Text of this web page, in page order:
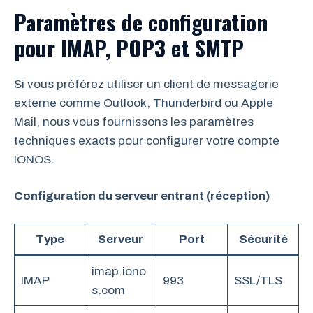
Paramètres de configuration
pour IMAP, POP3 et SMTP
Si vous préférez utiliser un client de messagerie
externe comme Outlook, Thunderbird ou Apple
Mail, nous vous fournissons les paramètres
techniques exacts pour configurer votre compte
IONOS.
Configuration du serveur entrant (réception)
Type Serveur Port Sécurité
IMAP
imap.iono
s.com
993 SSL/TLS